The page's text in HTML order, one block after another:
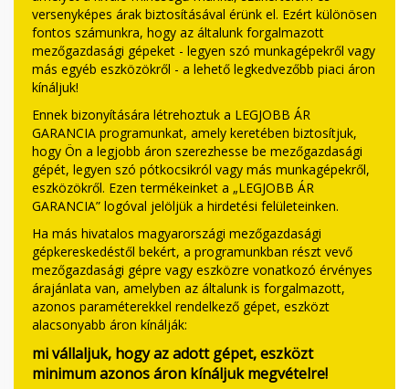
versenyképes árak biztosításával érünk el. Ezért különösen
fontos számunkra, hogy az általunk forgalmazott
mezőgazdasági gépeket - legyen szó munkagépekről vagy
más egyéb eszközökről - a lehető legkedvezőbb piaci áron
kínáljuk!
Ennek bizonyítására létrehoztuk a LEGJOBB ÁR
GARANCIA programunkat, amely keretében biztosítjuk,
hogy Ön a legjobb áron szerezhesse be mezőgazdasági
gépét, legyen szó pótkocsikról vagy más munkagépekről,
eszközökről. Ezen termékeinket a „LEGJOBB ÁR
GARANCIA” logóval jelöljük a hirdetési felületeinken.
Ha más hivatalos magyarországi mezőgazdasági
gépkereskedéstől bekért, a programunkban részt vevő
mezőgazdasági gépre vagy eszközre vonatkozó érvényes
árajánlata van, amelyben az általunk is forgalmazott,
azonos paraméterekkel rendelkező gépet, eszközt
alacsonyabb áron kínálják:
mi vállaljuk, hogy az adott gépet, eszközt
minimum azonos áron kínáljuk megvételre!